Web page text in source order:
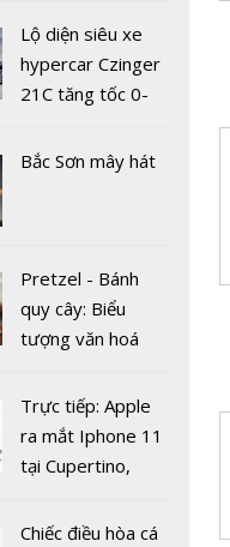
nhất mang tên
'Pink Venom'
Dự báo giá vàng
ngày 17/5: Cơ hội
hàng tại khu dịch
vụ trong dịch
Covid-19
Lộ diện siêu xe
hypercar Czinger
21C tăng tốc 0-
2 giây
Bắc Sơn mây hát
Pretzel - Bánh
quy cây: Biểu
tượng văn hoá
tranh cãi về nguồn
gốc
Trực tiếp: Apple
ra mắt Iphone 11
tại Cupertino,
Chiếc điều hòa cá